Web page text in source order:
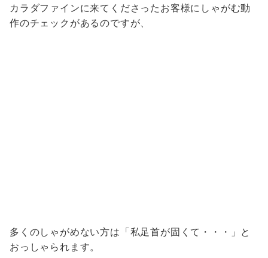
カラダファインに来てくださったお客様にしゃがむ動
作のチェックがあるのですが、
多くのしゃがめない方は「私足首が固くて・・・」と
おっしゃられます。